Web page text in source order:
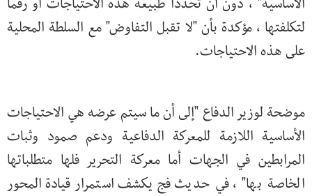
الأساسية" ، دون ان تحدداً طبيعة هذه الاحتياجات او رقماً
لتكلفتها ، مؤكدة بأن "لا تقبل التفاوض" مع السلطة المحلية
على هذه الاحتياجات.
موضحة لوزير الدفاع "إلى أن ما سيتم عرضه هي الاحتياجات
الأساسية اللازمة للمعركة الدفاعية ودعم صمود وثبات
المرابطين في الجهات أما معركة التحرير فلها متطلباتها
الخاصة بها" ، في حديث فج يكشف استمرار قيادة المحور